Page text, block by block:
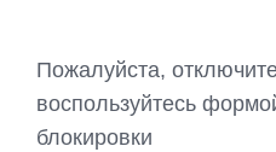
Пожалуйста,
воспользуйтесь
блокировки